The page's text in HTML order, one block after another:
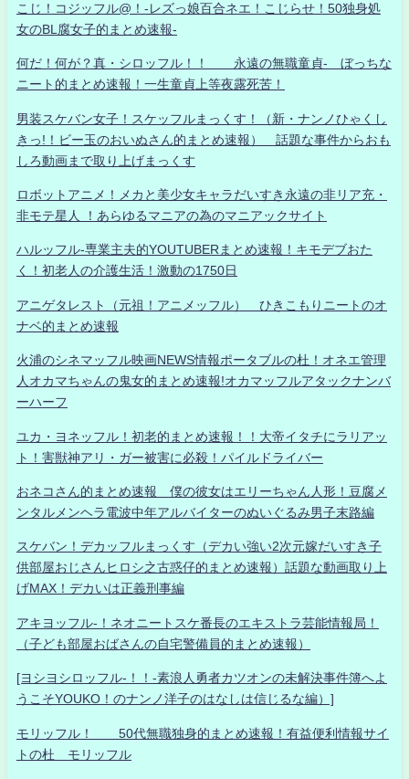
こじ！コジッフル@！-レズっ娘百合ネエ！こじらせ！50独身処
女のBL腐女子的まとめ速報-
何だ！何が？真・シロッフル！！ 永遠の無職童貞- ぼっちな
ニート的まとめ速報！一生童貞上等夜露死苦！
男装スケバン女子！スケッフルまっくす！（新・ナンノひゃくし
きっ!！ビー玉のおいぬさん的まとめ速報） 話題な事件からおも
しろ動画まで取り上げまっくす
ロボットアニメ！メカと美少女キャラだいすき永遠の非リア充・
非モテ星人 ！あらゆるマニアの為のマニアックサイト
ハルッフル-専業主夫的YOUTUBERまとめ速報！キモデブおた
く！初老人の介護生活！激動の1750日
アニゲタレスト（元祖！アニメッフル） ひきこもりニートのオ
ナベ的まとめ速報
火浦のシネマッフル映画NEWS情報ポータブルの杜！オネエ管理
人オカマちゃんの鬼女的まとめ速報!オカマッフルアタックナンバ
ーハーフ
ユカ・ヨネッフル！初老的まとめ速報！！大帝イタチにラリアッ
ト！害獣神アリ・ガー被害に必殺！パイルドライバー
おネコさん的まとめ速報 僕の彼女はエリーちゃん人形！豆腐メ
ンタルメンヘラ電波中年アルバイターのぬいぐるみ男子末路編
スケバン！デカッフルまっくす（デカい強い2次元嫁だいすき子
供部屋おじさんヒロシ之古惑仔的まとめ速報）話題な動画取り上
げMAX！デカいは正義刑事編
アキヨッフル-！ネオニートスケ番長のエキストラ芸能情報局！
（子ども部屋おばさんの自宅警備員的まとめ速報）
[ヨシヨシロッフル-！！-素浪人勇者カツオンの未解決事件簿へよ
うこそYOUKO！のナンノ洋子のはなしは信じるな編）]
モリッフル！ 50代無職独身的まとめ速報！有益便利情報サイ
トの杜 モリッフル